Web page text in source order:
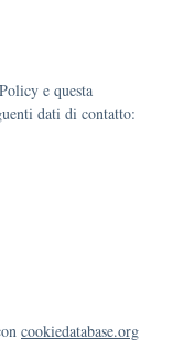
e questa
dati di contatto:
cookiedatabase.org